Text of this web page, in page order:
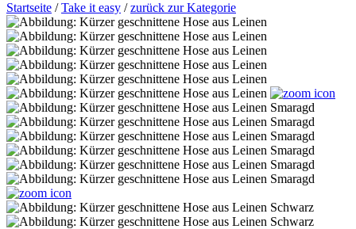
Startseite /Take it easy /zurück zur Kategorie